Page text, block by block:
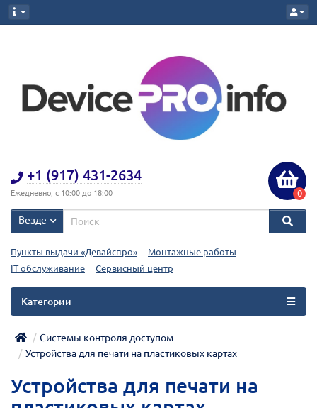
+1 (917) 431-2634
Ежедневно, с 10:00 до 18:00 0
Везде
Пункты выдачи «Девайспро»
Монтажные работы
IT обслуживание
Сервисный центр
Категории
Системы контроля доступом
Устройства для печати на пластиковых картах
Устройства для печати на